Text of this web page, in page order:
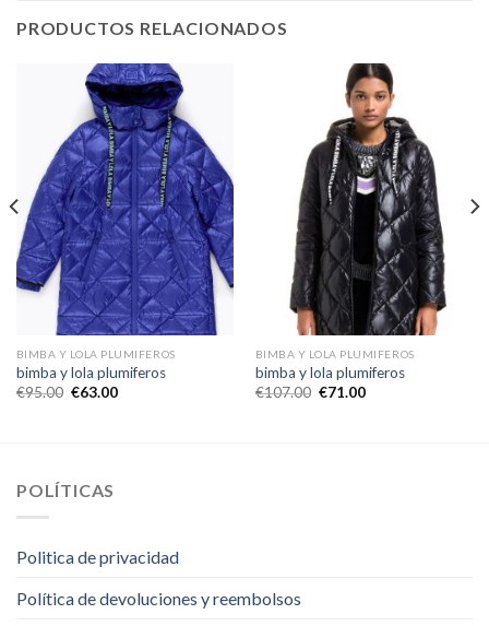
PRODUCTOS RELACIONADOS
BIMBA Y LOLA PLUMIFEROS
bimba y lola plumiferos
€95.00 €63.00
BIMBA Y LOLA PLUMIFEROS
bimba y lola plumiferos
€107.00 €71.00
POLÍTICAS
Politica de privacidad
Política de devoluciones y reembolsos